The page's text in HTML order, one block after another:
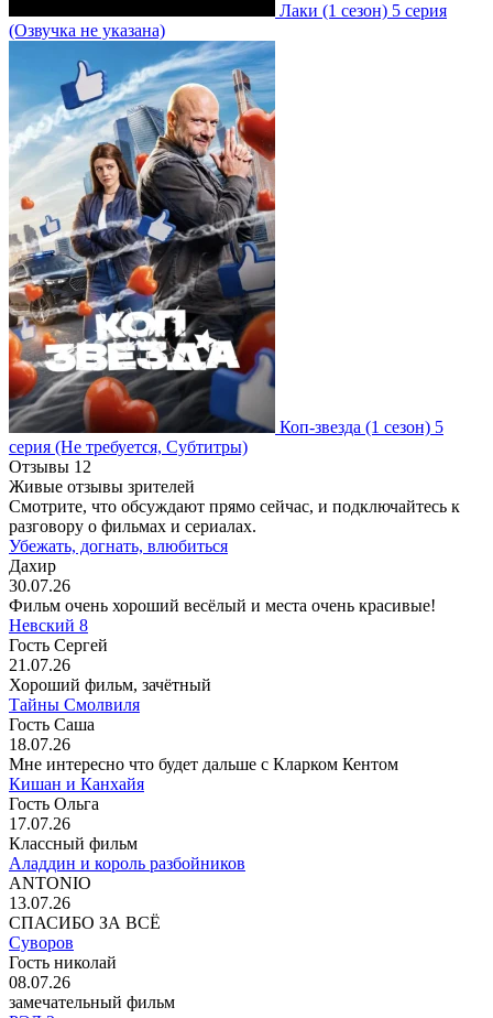
Лаки (1 сезон) 5 серия
(Озвучка не указана)
Коп-звезда (1 сезон) 5
серия (Не требуется, Субтитры)
Отзывы 12
Живые отзывы зрителей
Смотрите, что обсуждают прямо сейчас, и подключайтесь к
разговору о фильмах и сериалах.
Убежать, догнать, влюбиться
Дахир
30.07.26
Фильм очень хороший весёлый и места очень красивые!
Невский 8
Гость Сергей
21.07.26
Хороший фильм, зачётный
Тайны Смолвиля
Гость Саша
18.07.26
Мне интересно что будет дальше с Кларком Кентом
Кишан и Канхайя
Гость Ольга
17.07.26
Классный фильм
Аладдин и король разбойников
ANTONIO
13.07.26
СПАСИБО ЗА ВСЁ
Суворов
Гость николай
08.07.26
замечательный фильм